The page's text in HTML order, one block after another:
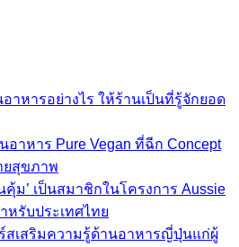
าหารอย่างไร ให้ร้านเป็นที่รู้จักยอด
อาหาร Pure Vegan ที่ฉีก Concept
ยสุขภาพ
คุ้ม’ เป็นสมาชิกในโครงการ Aussie
หรับประเทศไทย
สเสริมความรู้ด้านอาหารญี่ปุ่นแก่ผู้